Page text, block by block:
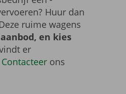
Huur dan
ruime wagens
en kies
er
Contacteerons